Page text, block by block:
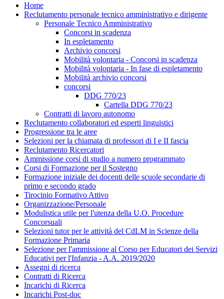
Home
Reclutamento personale tecnico amministrativo e dirigente
Personale Tecnico Amministrativo
Concorsi in scadenza
In espletamento
Archivio concorsi
Mobilità volontaria - Concorsi in scadenza
Mobilità volontaria - In fase di espletamento
Mobilità archivio concorsi
concorsi
DDG 770/23
Cartella DDG 770/23
Contratti di lavoro autonomo
Reclutamento collaboratori ed esperti linguistici
Progressione tra le aree
Selezioni per la chiamata di professori di I e II fascia
Reclutamento Ricercatori
Ammissione corsi di studio a numero programmato
Corsi di Formazione per il Sostegno
Formazione iniziale dei docenti delle scuole secondarie di
primo e secondo grado
Tirocinio Formativo Attivo
Organizzazione/Personale
Modulistica utile per l'utenza della U.O. Procedure
Concorsuali
Selezioni tutor per le attività del CdLM in Scienze della
Formazione Primaria
Selezione per l'ammissione al Corso per Educatori dei Servizi
Educativi per l'Infanzia - A.A. 2019/2020
Assegni di ricerca
Contratti di Ricerca
Incarichi di Ricerca
Incarichi Post-doc